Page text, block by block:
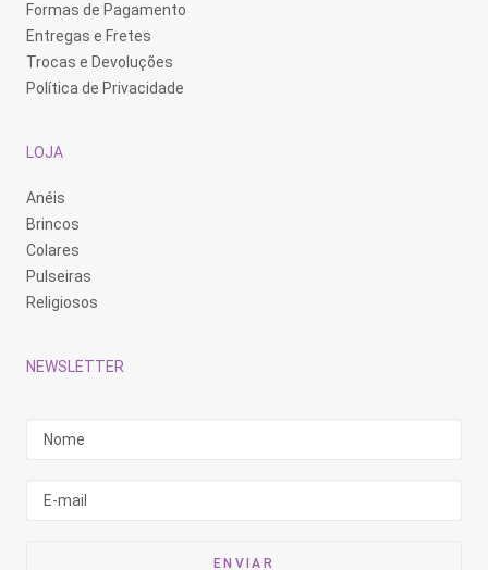
Formas de Pagamento
Entregas e Fretes
Trocas e Devoluções
Política de Privacidade
LOJA
Anéis
Brincos
Colares
Pulseiras
Religiosos
NEWSLETTER